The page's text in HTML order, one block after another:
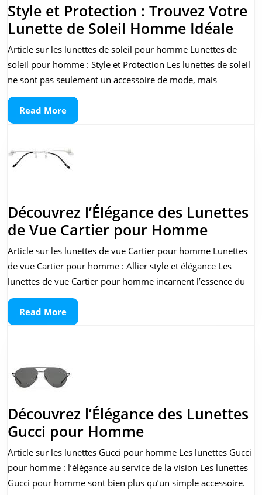
Style et Protection : Trouvez Votre
Lunette de Soleil Homme Idéale
et
Article sur les lunettes de soleil pour homme Lunettes de
soleil pour homme : Style et Protection Les lunettes de soleil
ne sont pas seulement un accessoire de mode, mais
Read MoreRead
More
Découvrez l’Élégance des Lunettes
de Vue Cartier pour Homme
des
Article sur les lunettes de vue Cartier pour homme Lunettes
de vue Cartier pour homme : Allier style et élégance Les
lunettes de vue Cartier pour homme incarnent l’essence du
Read MoreRead
More
Découvrez l’Élégance des Lunettes
Gucci pour HommeDécouvrez
l’Élégance
des
Lunettes
Article sur les lunettes Gucci pour homme Les lunettes Gucci
pour homme : l’élégance au service de la vision Les lunettes
Gucci pour homme sont bien plus qu’un simple accessoire.